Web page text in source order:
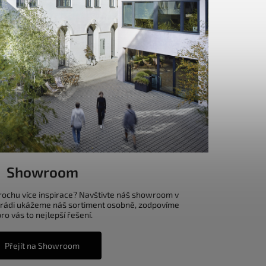
Showroom
více inspirace? Navštivte náš showroom v
ukážeme náš sortiment osobně, zodpovíme
vás to nejlepší řešení.
Přejít na Showroom